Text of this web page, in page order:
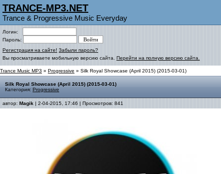
TRANCE-MP3.NET
Trance & Progressive Music Everyday
Логин:
Пароль:
Регистрация на сайте! Забыли пароль?
Вы просматриваете мобильную версию сайта. Перейти на полную версию сайта.
Trance Music MP3 » Progressive » Silk Royal Showcase (April 2015) (2015-03-01)
Silk Royal Showcase (April 2015) (2015-03-01)
Категория: Progressive
автор: Magik | 2-04-2015, 17:46 | Просмотров: 841